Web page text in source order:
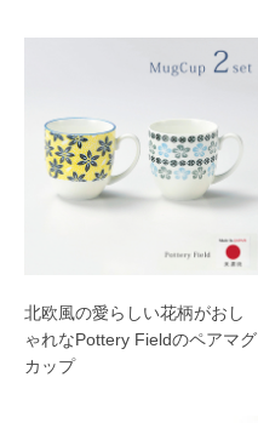
北欧風の愛らしい花柄がおし
ゃれなPottery Fieldのペアマグ
カップ